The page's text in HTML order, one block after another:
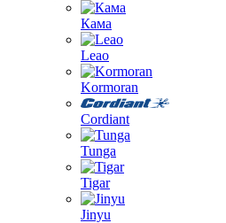
Кама
Leao
Kormoran
Cordiant
Tunga
Tigar
Jinyu